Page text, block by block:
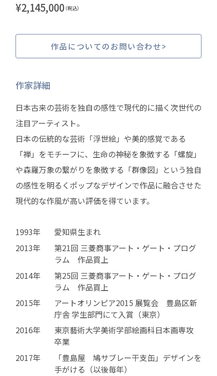
¥2,145,000 （税込）
作品についてのお問い合わせ
作家詳細
日本古来の芸術を独自の感性で現代的に描く次世代の
注目アーティスト。
日本の伝統的な芸術「浮世絵」や美的感覚である
「禅」をモチーフに、生命の神秘を象徴する「螺旋」
や森羅万象の繋がりを象徴する「群像図」という独自
の感性を明るくポップなデザインで作品に融合させた
現代的な作風が高い評価を得ています。
1993年
愛知県生まれ
2013年
第21回 三菱商事アート・ゲート・プログ
ラム 作品買上
2014年
第25回 三菱商事アート・ゲート・プログ
ラム 作品買上
2015年
アートオリンピア2015 展覧会 豊島区新
庁舎 学生部門にて入賞（東京）
2016年
東京藝術大学美術学部絵画科日本画専攻
卒業
2017年
「豊島屋 鳩サブレー干支缶」デザインを
手がける（以後毎年）